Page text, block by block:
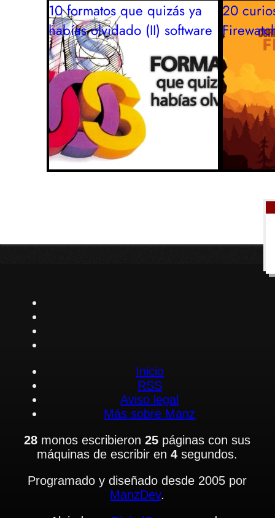
10 formatos que quizás ya
habías olvidado (II) software
20
Inicio
RSS
Aviso legal
Más sobre Manz
28 monos escribieron25 páginas con sus
máquinas de escribir en4 segundos.
Programado y diseñado desde 2005 por
ManzDev.